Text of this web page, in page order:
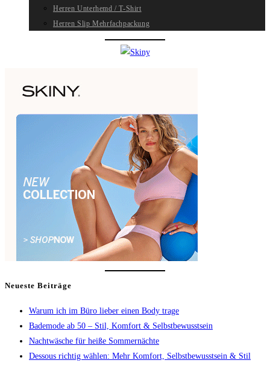
Herren Unterhemd / T-Shirt
Herren Slip Mehrfachpackung
Neueste Beiträge
Warum ich im Büro lieber einen Body trage
Bademode ab 50 – Stil, Komfort & Selbstbewusstsein
Nachtwäsche für heiße Sommernächte
Dessous richtig wählen: Mehr Komfort, Selbstbewusstsein & Stil